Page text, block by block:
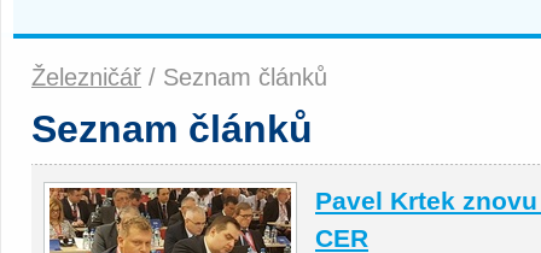
Železničář / Seznam článků
Seznam článků
Pavel Krtek
CER